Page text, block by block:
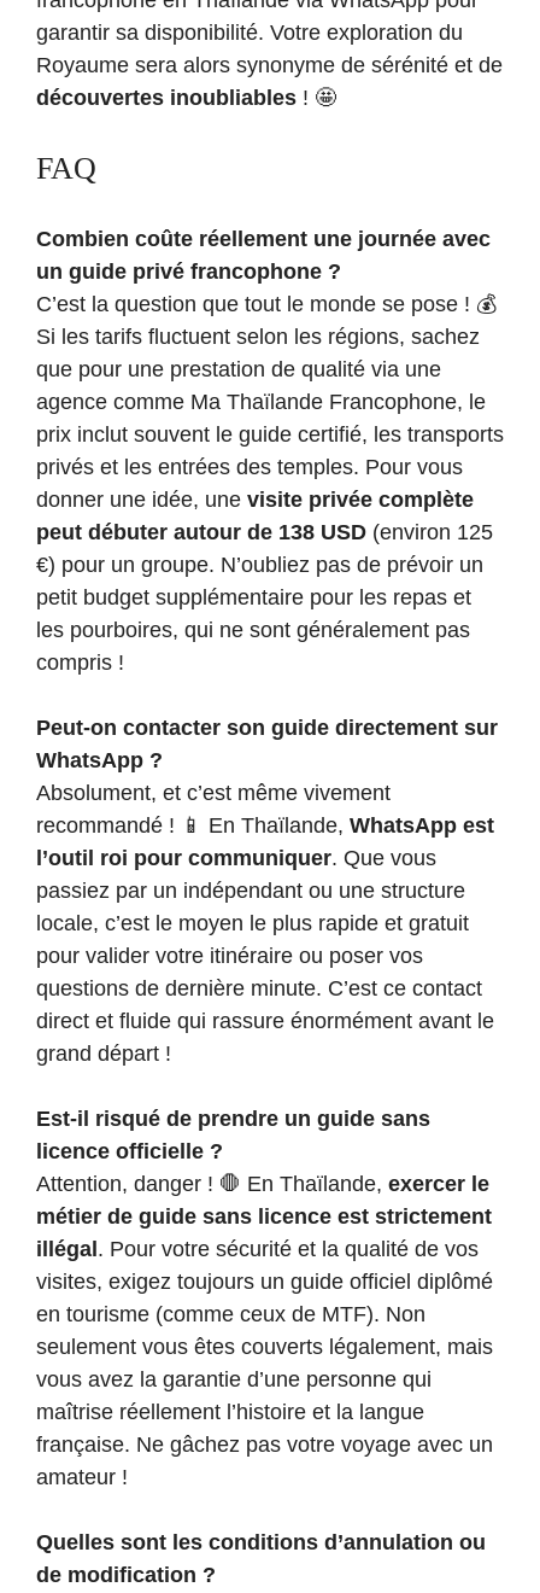
garantir sa disponibilité. Votre exploration du
Royaume sera alors synonyme de sérénité et de
découvertes inoubliables ! 🤩
FAQ
Combien coûte réellement une journée avec
un guide privé francophone ?
C’est la question que tout le monde se pose ! 💰
Si les tarifs fluctuent selon les régions, sachez
que pour une prestation de qualité via une
agence comme Ma Thaïlande Francophone, le
prix inclut souvent le guide certifié, les transports
privés et les entrées des temples. Pour vous
donner une idée, une visite privée complète
peut débuter autour de 138 USD (environ 125
€) pour un groupe. N’oubliez pas de prévoir un
petit budget supplémentaire pour les repas et
les pourboires, qui ne sont généralement pas
compris !
Peut-on contacter son guide directement sur
WhatsApp ?
Absolument, et c’est même vivement
recommandé ! 📱 En Thaïlande, WhatsApp est
l’outil roi pour communiquer. Que vous
passiez par un indépendant ou une structure
locale, c’est le moyen le plus rapide et gratuit
pour valider votre itinéraire ou poser vos
questions de dernière minute. C’est ce contact
direct et fluide qui rassure énormément avant le
grand départ !
Est-il risqué de prendre un guide sans
licence officielle ?
Attention, danger ! 🛑 En Thaïlande, exercer le
métier de guide sans licence est strictement
illégal. Pour votre sécurité et la qualité de vos
visites, exigez toujours un guide officiel diplômé
en tourisme (comme ceux de MTF). Non
seulement vous êtes couverts légalement, mais
vous avez la garantie d’une personne qui
maîtrise réellement l’histoire et la langue
française. Ne gâchez pas votre voyage avec un
amateur !
Quelles sont les conditions d’annulation ou
de modification ?